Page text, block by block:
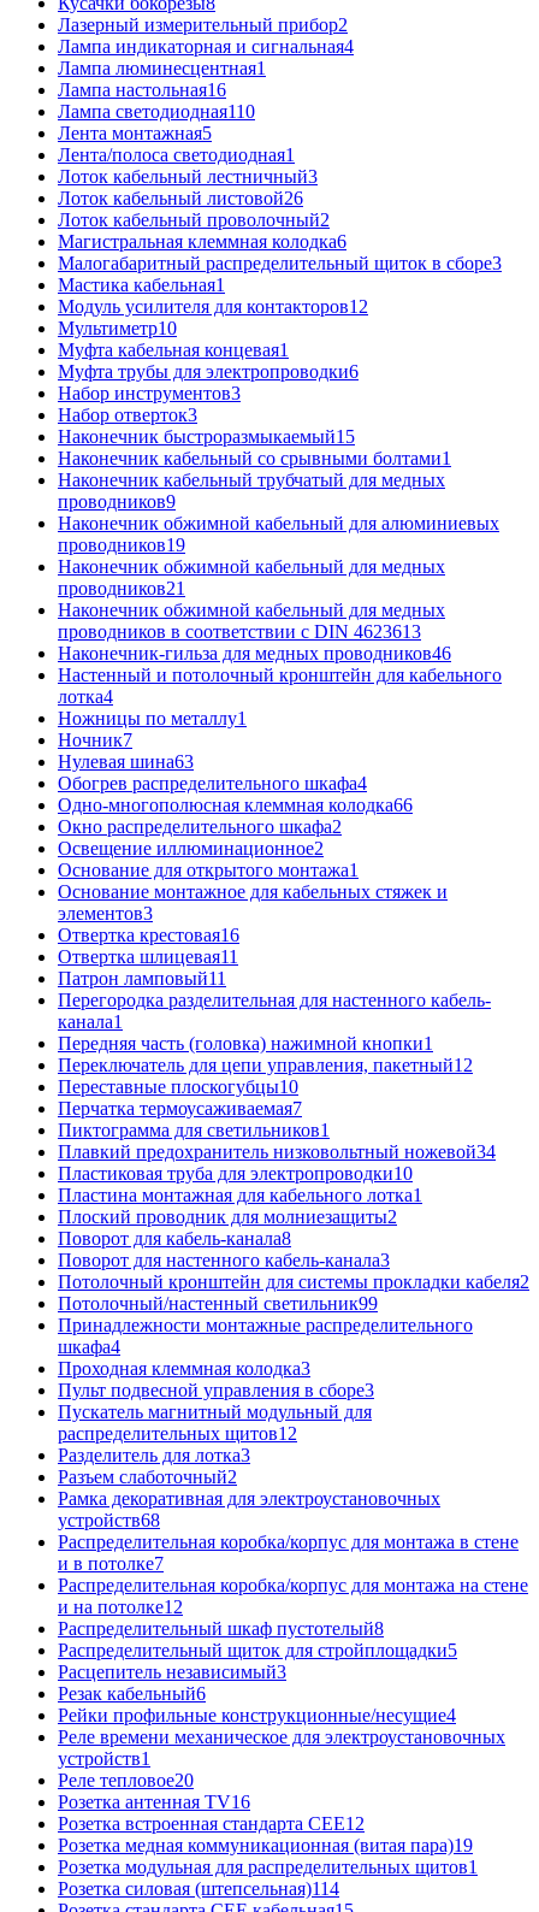
Лазерный измерительный прибор2
Лампа индикаторная и сигнальная4
Лампа люминесцентная1
Лампа настольная16
Лампа светодиодная110
Лента монтажная5
Лента/полоса светодиодная1
Лоток кабельный лестничный3
Лоток кабельный листовой26
Лоток кабельный проволочный2
Магистральная клеммная колодка6
Малогабаритный распределительный щиток в сборе3
Мастика кабельная1
Модуль усилителя для контакторов12
Мультиметр10
Муфта кабельная концевая1
Муфта трубы для электропроводки6
Набор инструментов3
Набор отверток3
Наконечник быстроразмыкаемый15
Наконечник кабельный со срывными болтами1
Наконечник кабельный трубчатый для медных
проводников9
Наконечник обжимной кабельный для алюминиевых
проводников19
Наконечник обжимной кабельный для медных
проводников21
Наконечник обжимной кабельный для медных
проводников в соответствии с DIN 4623613
Наконечник-гильза для медных проводников46
Настенный и потолочный кронштейн для кабельного
лотка4
Ножницы по металлу1
Ночник7
Нулевая шина63
Обогрев распределительного шкафа4
Одно-многополюсная клеммная колодка66
Окно распределительного шкафа2
Освещение иллюминационное2
Основание для открытого монтажа1
Основание монтажное для кабельных стяжек и
элементов3
Отвертка крестовая16
Отвертка шлицевая11
Патрон ламповый11
Перегородка разделительная для настенного кабель-
канала1
Передняя часть (головка) нажимной кнопки1
Переключатель для цепи управления, пакетный12
Переставные плоскогубцы10
Перчатка термоусаживаемая7
Пиктограмма для светильников1
Плавкий предохранитель низковольтный ножевой34
Пластиковая труба для электропроводки10
Пластина монтажная для кабельного лотка1
Плоский проводник для молниезащиты2
Поворот для кабель-канала8
Поворот для настенного кабель-канала3
Потолочный кронштейн для системы прокладки кабеля2
Потолочный/настенный светильник99
Принадлежности монтажные распределительного
шкафа4
Проходная клеммная колодка3
Пульт подвесной управления в сборе3
Пускатель магнитный модульный для
распределительных щитов12
Разделитель для лотка3
Разъем слаботочный2
Рамка декоративная для электроустановочных
устройств68
Распределительная коробка/корпус для монтажа в стене
и в потолке7
Распределительная коробка/корпус для монтажа на стене
и на потолке12
Распределительный шкаф пустотелый8
Распределительный щиток для стройплощадки5
Расцепитель независимый3
Резак кабельный6
Рейки профильные конструкционные/несущие4
Реле времени механическое для электроустановочных
устройств1
Реле тепловое20
Розетка антенная TV16
Розетка встроенная стандарта CEE12
Розетка медная коммуникационная (витая пара)19
Розетка модульная для распределительных щитов1
Розетка силовая (штепсельная)114